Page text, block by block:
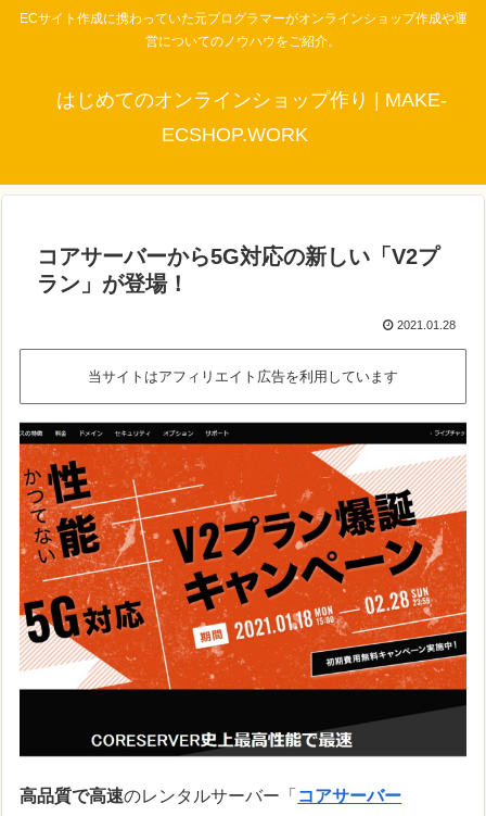
ECサイト作成に携わっていた元プログラマーがオンラインショップ作成や運
営についてのノウハウをご紹介。
はじめてのオンラインショップ作り | MAKE-
ECSHOP.WORK
コアサーバーから5G対応の新しい「V2プ
ラン」が登場！
2021.01.28
当サイトはアフィリエイト広告を利用しています
高品質で高速のレンタルサーバー「 コアサーバー